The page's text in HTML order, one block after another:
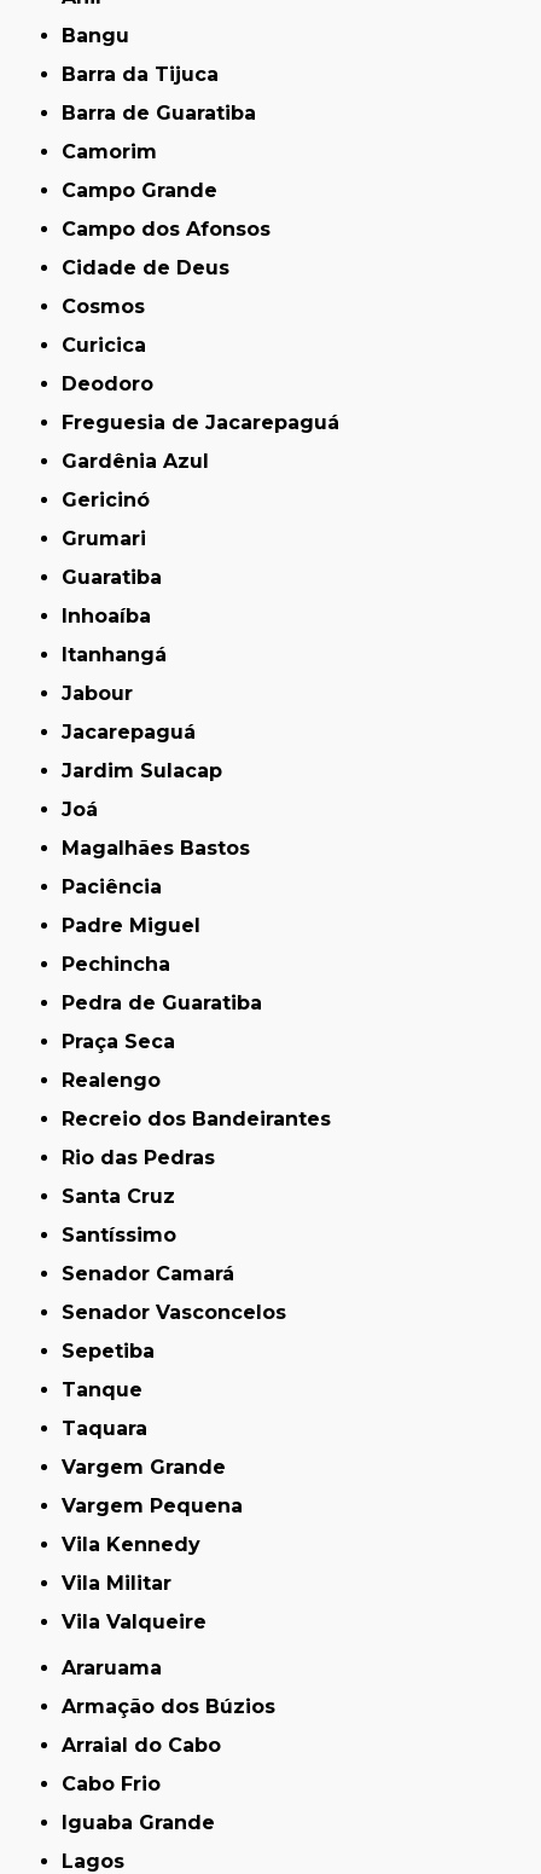
Bangu
Barra da Tijuca
Barra de Guaratiba
Camorim
Campo Grande
Campo dos Afonsos
Cidade de Deus
Cosmos
Curicica
Deodoro
Freguesia de Jacarepaguá
Gardênia Azul
Gericinó
Grumari
Guaratiba
Inhoaíba
Itanhangá
Jabour
Jacarepaguá
Jardim Sulacap
Joá
Magalhães Bastos
Paciência
Padre Miguel
Pechincha
Pedra de Guaratiba
Praça Seca
Realengo
Recreio dos Bandeirantes
Rio das Pedras
Santa Cruz
Santíssimo
Senador Camará
Senador Vasconcelos
Sepetiba
Tanque
Taquara
Vargem Grande
Vargem Pequena
Vila Kennedy
Vila Militar
Vila Valqueire
Araruama
Armação dos Búzios
Arraial do Cabo
Cabo Frio
Iguaba Grande
Lagos